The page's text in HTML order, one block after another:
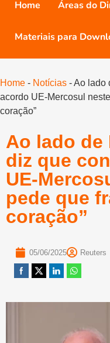
Home Áreas do
Materiais para
Home - Notícias -Ao lado
acordo UE-Mercosul
coração”
Ao lado de
diz que
UE-
pede que
coração”
05/06/2025 Reuters